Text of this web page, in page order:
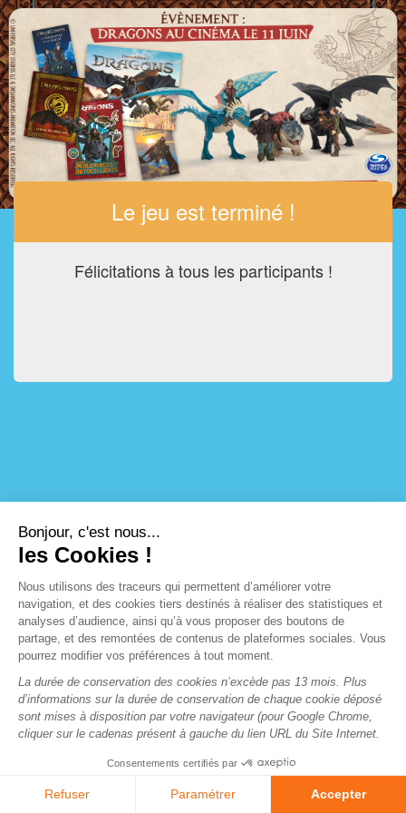
Le jeu est terminé !
Félicitations à tous les participants !
*données obligatoires
Cette application n’est pas développée, gérée, associée ou sponsorisée par
Cliquez-ici pour modifier vos préférences en matière de cookies
Bonjour, c'est nous...
les Cookies !
Nous utilisons des traceurs qui permettent d’améliorer votre
navigation, et des cookies tiers destinés à réaliser des statistiques et
analyses d’audience, ainsi qu’à vous proposer des boutons de
partage, et des remontées de contenus de plateformes sociales. Vous
pourrez modifier vos préférences à tout moment.
La durée de conservation des cookies n’excède pas 13 mois. Plus
d’informations sur la durée de conservation de chaque cookie déposé
sont mises à disposition par votre navigateur (pour Google Chrome,
cliquer sur le cadenas présent à gauche du lien URL du Site Internet.
Consentements certifiés par
Refuser Paramétrer Accepter